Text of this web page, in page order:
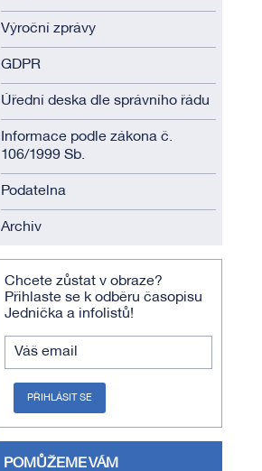
Výroční zprávy
GDPR
Úřední deska dle správního řádu
Informace podle zákona č.
106/1999 Sb.
Podatelna
Archiv
Chcete zůstat v obraze?
Přihlaste se k odběru časopisu
Jednička a infolistů!
Váš email
PŘIHLÁSIT SE
POMŮŽEME VÁM